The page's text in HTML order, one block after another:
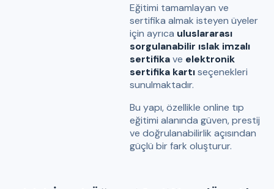
Eğitimi tamamlayan ve
sertifika almak isteyen üyeler
için ayrıca uluslararası
sorgulanabilir ıslak imzalı
sertifikave elektronik
sertifika kartıseçenekleri
sunulmaktadır.
Bu yapı, özellikle online tıp
eğitimi alanında güven, prestij
ve doğrulanabilirlik açısından
güçlü bir fark oluşturur.